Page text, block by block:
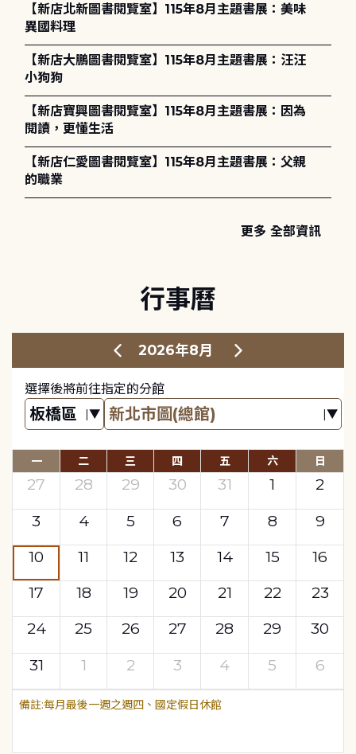
【新店北新圖書閱覽室】115年8月主題書展：美味
異國料理
【新店大鵬圖書閱覽室】115年8月主題書展：汪汪
小狗狗
【新店寶興圖書閱覽室】115年8月主題書展：因為
閱讀，更懂生活
【新店仁愛圖書閱覽室】115年8月主題書展：父親
的職業
更多 全部資訊
行事曆
2026年8月
選擇後將前往指定的分館
一 二 三 四 五 六 日
27 28 29 30 31 1
2
3
4 5 6 7 8
9
10
11 12 13 14 15
16
17
18 19 20 21 22
23
24
25 26 27 28 29
30
31
1 2 3 4 5 6
每月最後一週之週四、國定假日休館